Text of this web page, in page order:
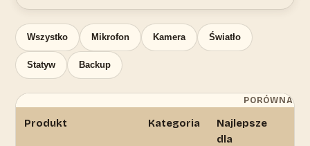
Wszystko Mikrofon Kamera Światło
Statyw Backup
Produkt Kategoria
Najlepsze
dla